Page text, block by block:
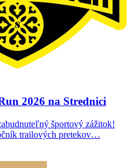
2026 na Strednici
športový zážitok!
trailových pretekov…